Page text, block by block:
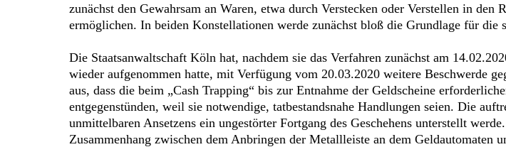
zunächst den Gewahrsam an Waren, etwa durch Verstecken oder Verstellen in den
ermöglichen. In beiden Konstellationen werde zunächst bloß die Grundlage für die
Die Staatsanwaltschaft Köln hat, nachdem sie das Verfahren zunächst am
wieder aufgenommen hatte, mit Verfügung vom 20.03.2020 weitere Beschwerde
aus, dass die beim „Cash Trapping“ bis zur Entnahme der Geldscheine
entgegenstünden, weil sie notwendige, tatbestandsnahe Handlungen seien. Die
unmittelbaren Ansetzens ein ungestörter Fortgang des Geschehens unterstellt
Zusammenhang zwischen dem Anbringen der Metallleiste an dem Geldautomaten